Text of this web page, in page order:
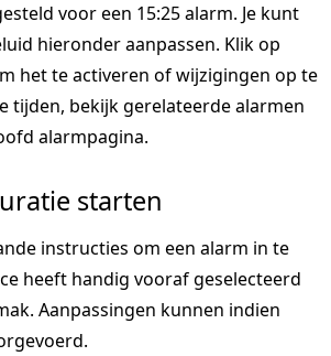
voor een 15:25 alarm. Je kunt
hieronder aanpassen. Klik op
het te activeren of wijzigingen op te
tijden, bekijk gerelateerde alarmen
alarmpagina.
starten
instructies om een alarm in te
heeft handig vooraf geselecteerd
Aanpassingen kunnen indien